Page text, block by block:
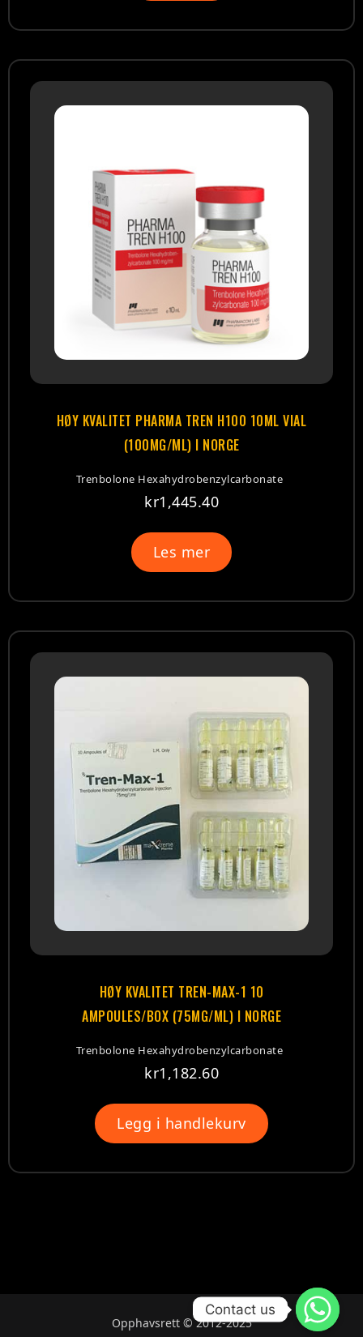
HØY KVALITET PHARMA TREN H100 10ML VIAL
(100MG/ML) I NORGE
Trenbolone Hexahydrobenzylcarbonate
kr1,445.40
Les mer
HØY KVALITET TREN-MAX-1 10
AMPOULES/BOX (75MG/ML) I NORGE
Trenbolone Hexahydrobenzylcarbonate
kr1,182.60
Legg i handlekurv
Opphavsrett © 2012-2025
Contact us